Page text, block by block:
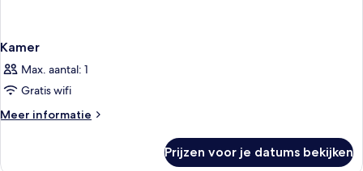
Kamer
Max. aantal: 1
Gratis wifi
Meer informatie
Meer
Prijzen voor je datums bekijken